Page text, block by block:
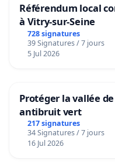
Référendum local
à Vitry-sur-Seine
728 signatures
39 Signatures / 7 jours
5 Jul 2026
Protéger la vallée
antibruit vert
217 signatures
34 Signatures / 7 jours
16 Jul 2026